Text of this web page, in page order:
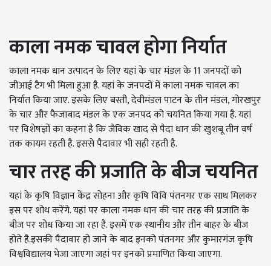
कालानमकचावल होगा निर्यात
काला नमक धान उत्पादन के लिए यहां के चार मंडल के 11 जनपदों को
जीआई टैग भी मिला हुआ है. यहां के जनपदों में काला नमक चावल का
निर्यात किया जाए. इसके लिए बस्ती, देवीमंडल पाटन के तीन मंडल, गोरखपुर
के चार और फैजाबाद मंडल के एक जनपद को चयनित किया गया है. यहां
पर विशेषज्ञों का कहना है कि जैविक खाद से पैदा धान की खुशबू तीन वर्ष
तक कायम रहती है. इससे पैदावार भी सही रहती है.
चार तरह की प्रजाति के बीज चयनित
यहां के कृषि विज्ञान केंद्र सोहना और कृषि विवि पंतनगर एक साथ मिलकर
इस पर शोध करेंगे. यहां पर काला नमक धान की चार तरह की प्रजाति के
बीज पर शोध किया जा रहा है. इसमें एक स्थानीय और तीन बाहर के बीज
होते है.इसकी पैदावार हो जाने के बाद इनको पंतनगर और कुमारगंज कृषि
विश्वविद्यालय भेजा जाएगा जहां पर इनको प्रमाणित किया जाएगा.